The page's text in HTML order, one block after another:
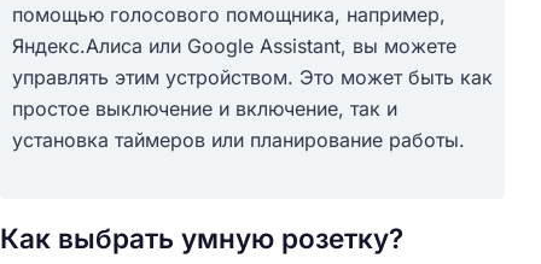
помощью голосового помощника, например,
Яндекс.Алиса или Google Assistant, вы можете
управлять этим устройством. Это может быть как
простое выключение и включение, так и
установка таймеров или планирование работы.
Как выбрать умную розетку?